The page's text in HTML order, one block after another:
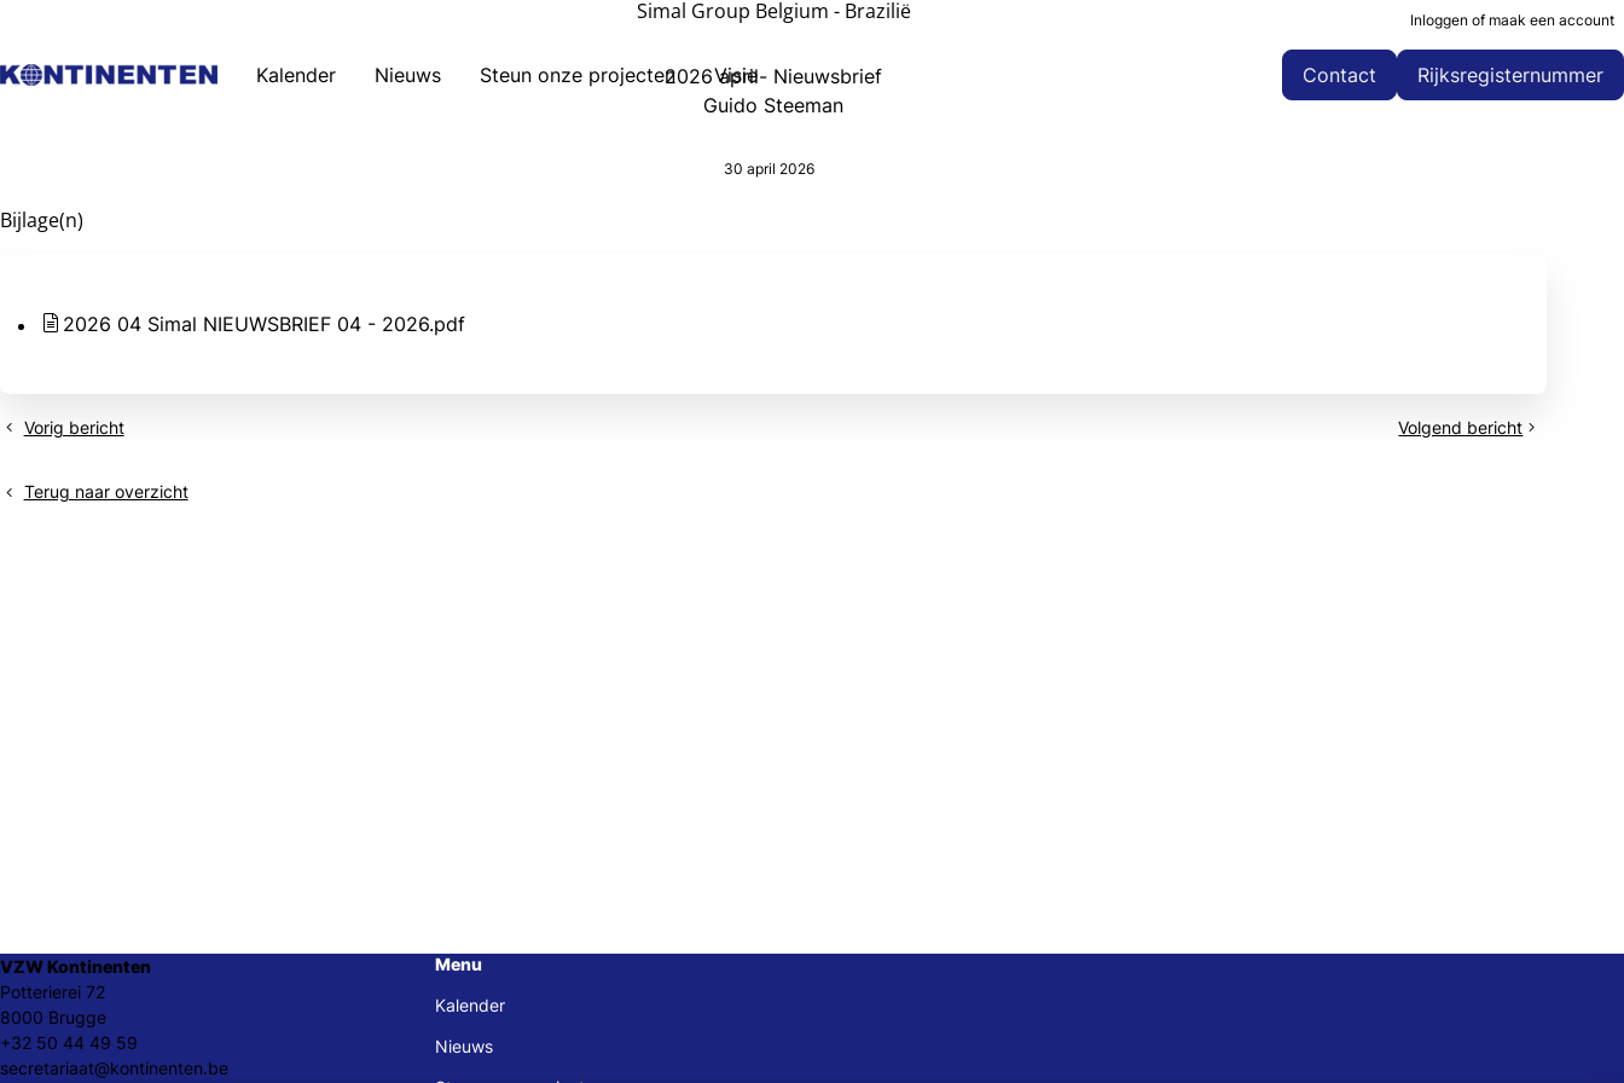
Kalender Nieuws Steun onze projecten Visie Contact Rijksregisternummer
Inloggen of maak een account
Simal Group Belgium - Brazilië
2026 april- Nieuwsbrief
Guido Steeman
30 april 2026
Bijlage(n)
2026 04 Simal NIEUWSBRIEF 04 - 2026.pdf
Vorig bericht
Simal
Belgium
Volgend bericht
Creating
Terug naar overzicht
VZW Kontinenten
Potterierei 72
8000 Brugge
+32 50 44 49 59
secretariaat@kontinenten.be
Menu
Kalender
Nieuws